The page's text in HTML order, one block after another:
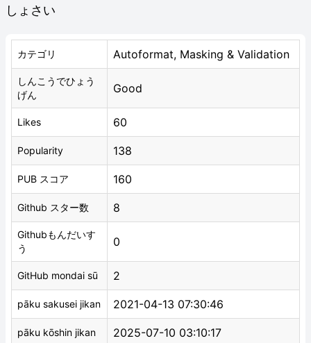
しょさい
カテゴリ Autoformat, Masking & Validation
しんこうでひょう
げん
Good
Likes 60
Popularity 138
PUB スコア 160
Github スター数 8
Githubもんだいす
う
0
GitHub mondai sū 2
pāku sakusei jikan 2021-04-13 07:30:46
pāku kōshin jikan 2025-07-10 03:10:17